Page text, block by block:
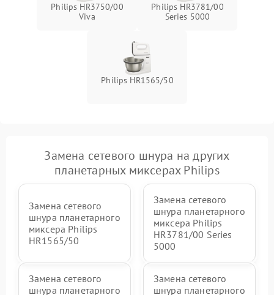
Philips HR3750/00
Viva
Philips HR3781/00
Series 5000
Philips HR1565/50
Замена сетевого шнура на других
планетарных миксерах Philips
Замена сетевого
шнура планетарного
миксера Philips
HR1565/50
Замена сетевого
шнура планетарного
миксера Philips
HR3781/00 Series
5000
Замена сетевого
шнура планетарного
Замена сетевого
шнура планетарного